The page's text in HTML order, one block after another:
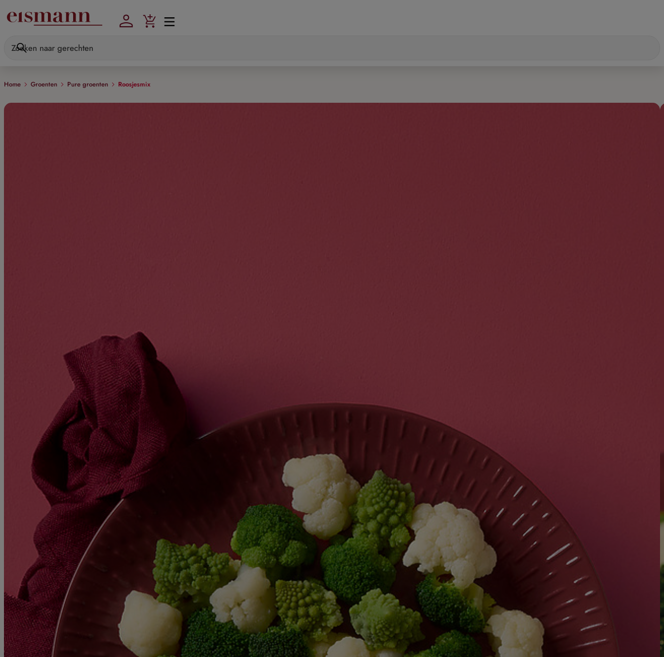
Home Groenten Pure groenten Roosjesmix